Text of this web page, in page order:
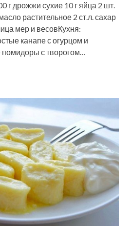
г дрожжи сухие 10 г яйца 2 шт.
растительное 2 ст.л. сахар
мер и весовКухня:
канапе с огурцом и
с творогом…